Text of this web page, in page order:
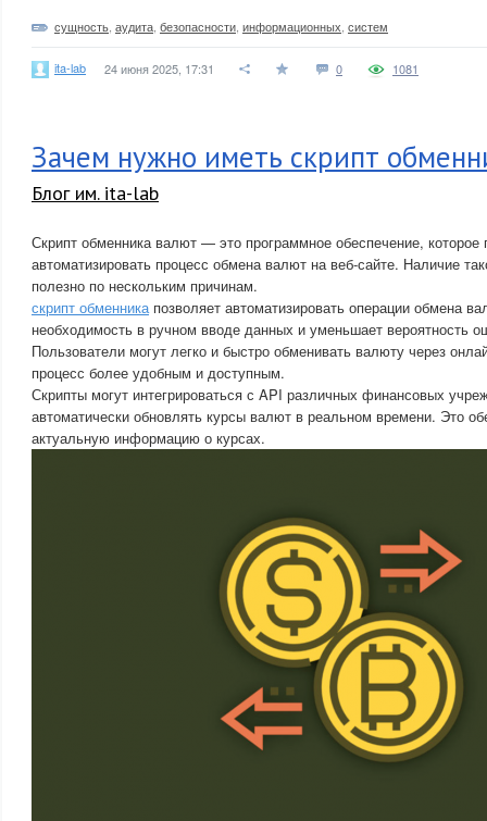
сущность аудита безопасности информационных систем
ita-lab 24 июня 2025, 17:31 0 1081
Зачем нужно иметь скрипт
Блог им. ita-lab
Скрипт обменника валют — это программное обеспечение, которое
автоматизировать процесс обмена валют на веб-сайте. Наличие
полезно по нескольким причинам.
скрипт обменникапозволяет автоматизировать операции обмена
необходимость в ручном вводе данных и уменьшает вероятность
Пользователи могут легко и быстро обменивать валюту через
процесс более удобным и доступным.
Скрипты могут интегрироваться с API различных финансовых
автоматически обновлять курсы валют в реальном времени. Это
актуальную информацию о курсах.